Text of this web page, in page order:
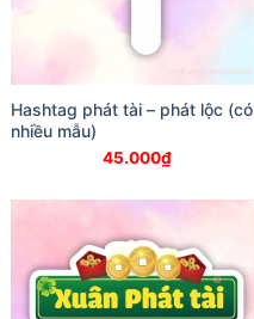
Hashtag phát tài – phát lộc (có
nhiều mẫu)
45.000₫